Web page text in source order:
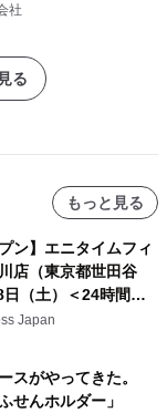
社
る
もっと見る
ン】エニタイムフィ
店（東京都世田谷
（土）＜24時間年
ネスジム＞
Japan
スがやってきた。
せんホルダー」